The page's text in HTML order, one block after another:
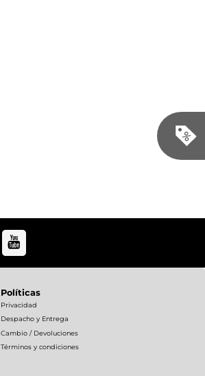
Políticas
Privacidad
Despacho y Entrega
Cambio / Devoluciones
Términos y condiciones